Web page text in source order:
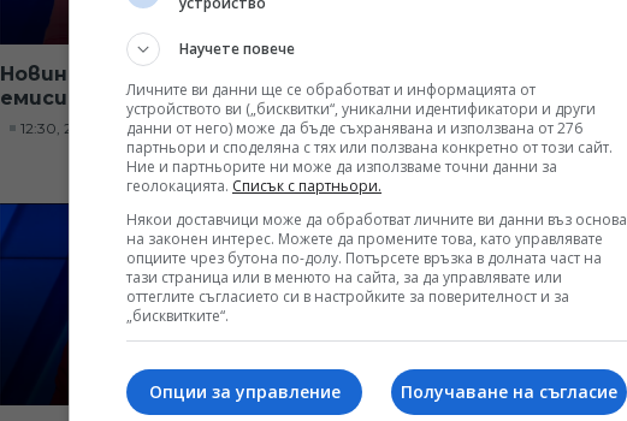
Новини на турски език,
емисия – 22 юли 2026
12:30, 22.07.2026
емисия – 21 юли 2026
12:30, 21.07.2026
Научете повече
Личните ви данни ще се обработват и информацията от
устройството ви („бисквитки“, уникални идентификатори и други
данни от него) може да бъде съхранявана и използвана от 276
партньори и споделяна с тях или ползвана конкретно от този сайт.
Ние и партньорите ни може да използваме точни данни за
геолокацията. Списък с партньори.
Някои доставчици може да обработват личните ви данни въз основа
на законен интерес. Можете да промените това, като управлявате
опциите чрез бутона по-долу. Потърсете връзка в долната част на
тази страница или в менюто на сайта, за да управлявате или
оттеглите съгласието си в настройките за поверителност и за
„бисквитките“.
Получаване на съгласие
Опции за управление